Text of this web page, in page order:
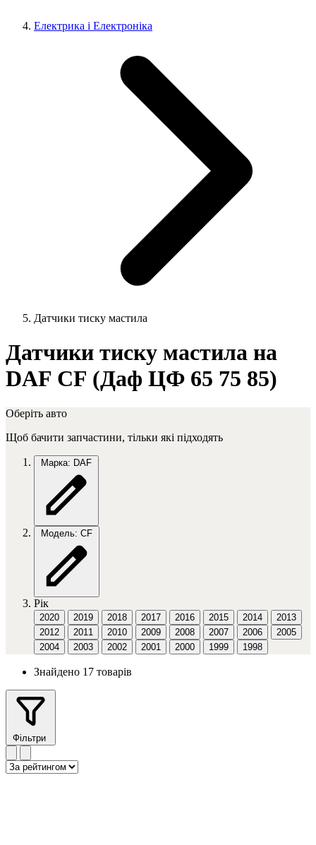
Електрика і Електроніка
Датчики тиску мастила
Датчики тиску мастила на
DAF CF (Даф ЦФ 65 75 85)
Оберіть авто
Щоб бачити запчастини, тільки які підходять
Марка: DAF
Модель: CF
Рік
2020 2019 2018 2017 2016 2015 2014
2013
2012
2011 2010 2009 2008 2007 2006
2005
2004
2003 2002 2001 2000 1999 1998
Знайдено 17 товарів
Фільтри